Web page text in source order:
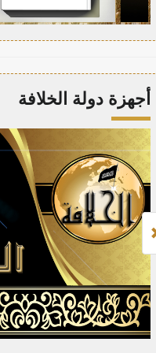
أجهزة دولة الخلافة